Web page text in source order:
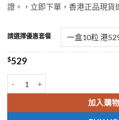
證。，立即下單，香港正品現貨
請選擇優惠套餐
$529
加入購